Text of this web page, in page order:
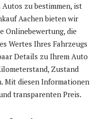
zu bestimmen, ist
Aachen bieten wir
Onlinebewertung, die
Wertes Ihres Fahrzeugs
Details zu Ihrem Auto
Zustand
Mit diesen Informationen
transparenten Preis.